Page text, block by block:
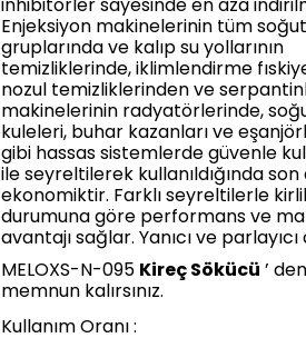
Enjeksiyon makinelerinin tüm
gruplarında ve kalıp su yollarının
temizliklerinde, iklimlendirme
nozul temizliklerinden ve
makinelerinin radyatörlerinde,
kuleleri, buhar kazanları ve
gibi hassas sistemlerde güvenle
ile seyreltilerek kullanıldığında
ekonomiktir. Farklı seyreltilerle
durumuna göre performans ve
avantajı sağlar. Yanıcı ve
MELOXS-N-095 Kireç Sökücü ’
memnun kalırsınız.
Kullanım Oranı :